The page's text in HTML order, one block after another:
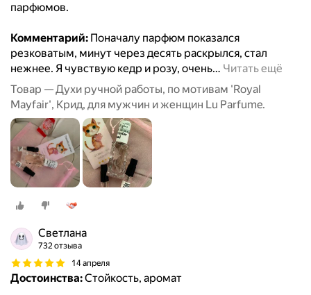
парфюмов.
Комментарий: Поначалу парфюм показался
резковатым, минут через десять раскрылся, стал
нежнее. Я чувствую кедр и розу, очень… Читать ещё
Товар — Духи ручной работы, по мотивам 'Royal
Mayfair', Крид, для мужчин и женщин Lu Parfume.
Светлана
732 отзыва
14 апреля
Достоинства:Стойкость, аромат